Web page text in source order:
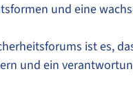
und eine
ist es,
und ein